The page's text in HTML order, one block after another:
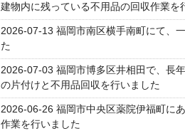
建物内に残っている不用品の回収作業を
2026-07-13 福岡市南区横手南町にて、
た
2026-07-03 福岡市博多区井相田で、長
の片付けと不用品回収を行いました
2026-06-26 福岡市中央区薬院伊福町に
作業を行いました